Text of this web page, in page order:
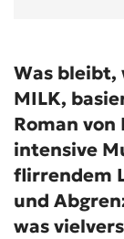
Was bleibt,
MILK,
Roman von
intensive
flirrendem
und
was